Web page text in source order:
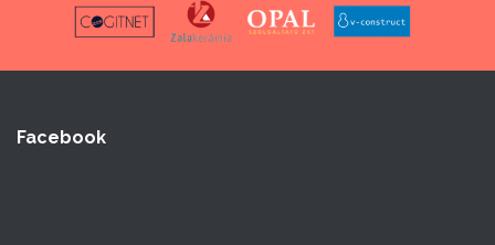
Facebook